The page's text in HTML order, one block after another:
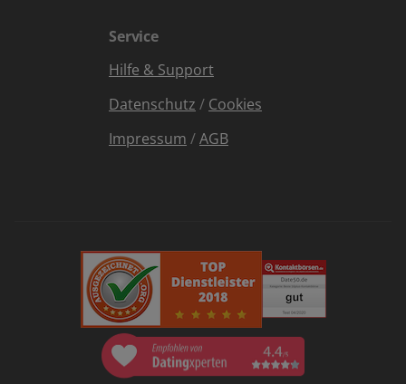
Service
Hilfe & Support
Datenschutz / Cookies
Impressum /AGB